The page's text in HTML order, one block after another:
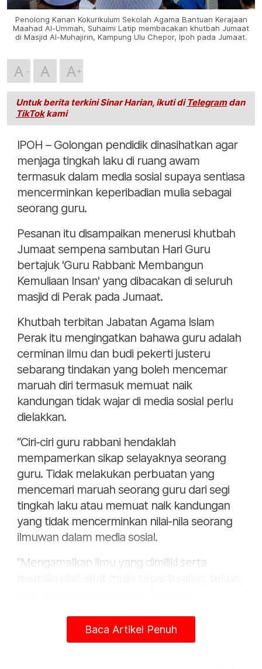
Penolong Kanan Kokurikulum Sekolah Agama Bantuan Kerajaan
Maahad Al-Ummah, Suhaimi Latip membacakan khutbah Jumaat
di Masjid Al-Muhajirin, Kampung Ulu Chepor, Ipoh pada Jumaat.
A A A
Untuk berita terkini Sinar Harian, ikuti di Telegramdan
TikTokkami
IPOH – Golongan pendidik dinasihatkan agar
menjaga tingkah laku di ruang awam
termasuk dalam media sosial supaya sentiasa
mencerminkan keperibadian mulia sebagai
seorang guru.
Pesanan itu disampaikan menerusi khutbah
Jumaat sempena sambutan Hari Guru
bertajuk 'Guru Rabbani: Membangun
Kemuliaan Insan' yang dibacakan di seluruh
masjid di Perak pada Jumaat.
Khutbah terbitan Jabatan Agama Islam
Perak itu mengingatkan bahawa guru adalah
cerminan ilmu dan budi pekerti justeru
sebarang tindakan yang boleh mencemar
maruah diri termasuk memuat naik
kandungan tidak wajar di media sosial perlu
dielakkan.
“Ciri-ciri guru rabbani hendaklah
mempamerkan sikap selayaknya seorang
guru. Tidak melakukan perbuatan yang
mencemari maruah seorang guru dari segi
tingkah laku atau memuat naik kandungan
yang tidak mencerminkan nilai-nila seorang
ilmuwan dalam media sosial.
"Mengamalkan ilmu yang dimiliki serta
permasalahan anak didik seterusnya
membimbing anak didik dengan penuh kasih
Baca Artikel Penuh